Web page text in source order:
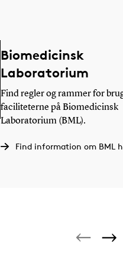
Biomedicinsk
Laboratorium
Find regler og rammer for
faciliteterne på Biomedicinsk
Laboratorium (BML).
Find information om BML